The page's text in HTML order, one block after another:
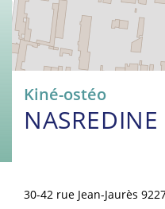
Kiné-ostéo
30-42 rue Jean-Jaurès